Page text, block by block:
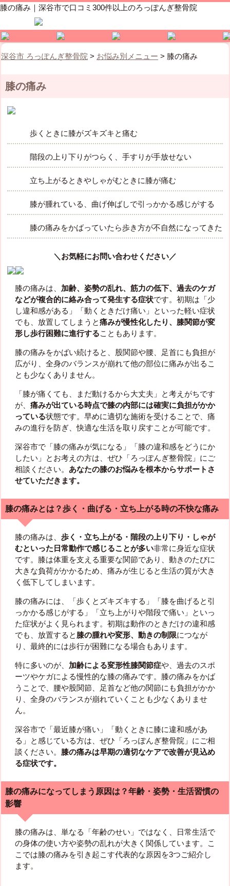
膝の痛み｜深谷市で口コミ300件以上のろっぽんぎ整骨院
深谷市 ろっぽんぎ整骨院 > お悩み別メニュー > 膝の痛み
膝の痛み
歩くときに膝がズキズキと痛む
階段の上り下りがつらく、手すりが手放せない
立ち上がるときやしゃがむときに膝が痛む
膝が腫れている、曲げ伸ばしで引っかかる感じがする
膝の痛みをかばっていたら歩き方が不自然になってきた
＼お気軽にお問い合わせください／
膝の痛みは、 加齢、姿勢の乱れ、筋力の低下、過去のケガ
などが複合的に絡み合って発生する症状です。初期は「少
し違和感がある」「動くときだけ痛い」といった軽い症状
でも、放置してしまうと痛みが慢性化したり、膝関節が変
形し歩行困難に進行することもあります。
膝の痛みをかばい続けると、股関節や腰、足首にも負担が
広がり、全身のバランスが崩れて他の部位に痛みが出るこ
とも少なくありません。
「膝が痛くても、まだ動けるから大丈夫」と考えがちです
が、 痛みが出ている時点で膝の内部には確実に負担がかか
っている状態です。早めに適切な施術を受けることで、痛
みの進行を防ぎ、快適な生活を取り戻すことが可能です。
深谷市で「膝の痛みが気になる」「膝の違和感をどうにか
したい」とお考えの方は、ぜひ「ろっぽんぎ整骨院」にご
相談ください。 あなたの膝のお悩みを根本からサポートさ
せていただきます。
膝の痛みとは？歩く・曲げる・立ち上がる時の不快な痛み
膝の痛みは、 歩く・立ち上がる・階段の上り下り・しゃが
むといった日常動作で感じることが多い非常に身近な症状
です。膝は体重を支える重要な関節であり、動きのたびに
大きな負荷がかかるため、痛みが生じると生活の質が大き
く低下してしまいます。
膝の痛みには、「歩くとズキズキする」「膝を曲げると引
っかかる感じがする」「立ち上がりや階段で痛い」といっ
た症状がよく見られます。初期は動作のときだけの違和感
でも、放置すると 膝の腫れや変形、動きの制限につなが
り、最終的には歩行が困難になる場合もあります。
特に多いのが、 加齢による変形性膝関節症や、過去のスポ
ーツやケガによる慢性的な膝の痛みです。膝の痛みをかば
うことで、腰や股関節、足首など他の関節にも負担がかか
り、全身のバランスが崩れていくことも少なくありませ
ん。
深谷市で「最近膝が痛い」「動くときに膝に違和感があ
る」と感じている方は、ぜひ「ろっぽんぎ整骨院」にご相
談ください。 膝の痛みは早期の適切なケアで改善が見込め
る症状です。
膝の痛みになってしまう原因は？年齢・姿勢・生活習慣の
影響
膝の痛みは、単なる「年齢のせい」ではなく、日常生活で
の身体の使い方や姿勢の乱れが大きく関係しています。こ
こでは膝の痛みを引き起こす代表的な原因を3つご紹介し
ます。